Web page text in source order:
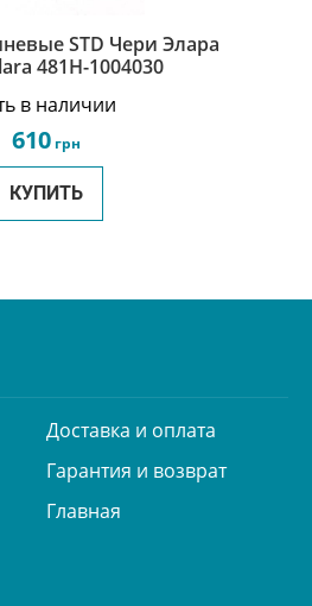
STD Чери Элара
481H-1004030
в наличии
610 грн
КУПИТЬ
Доставка и оплата
Гарантия и возврат
Главная